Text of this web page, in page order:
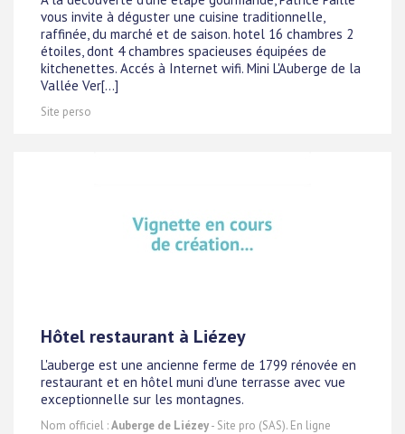
vous invite à déguster une cuisine traditionnelle,
raffinée, du marché et de saison. hotel 16 chambres 2
étoiles, dont 4 chambres spacieuses équipées de
kitchenettes. Accés à Internet wifi. Mini L'Auberge de la
Vallée Ver[...]
Site perso
Hôtel restaurant à Liézey
L'auberge est une ancienne ferme de 1799 rénovée en
restaurant et en hôtel muni d'une terrasse avec vue
exceptionnelle sur les montagnes.
Nom officiel :Auberge de Liézey- Site pro (SAS). En ligne